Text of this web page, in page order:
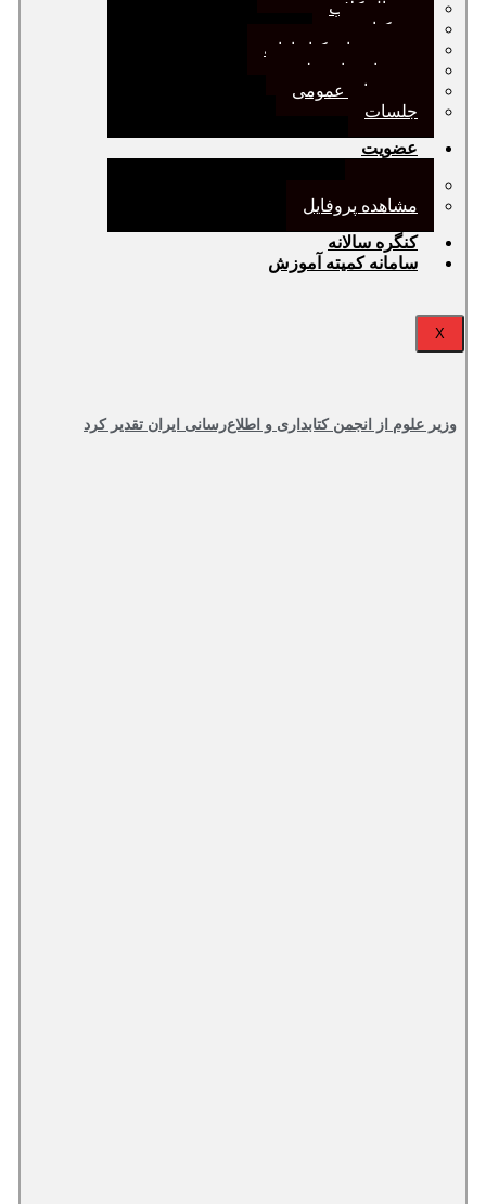
ژورنال کلاب
نقد کتاب
دورهمی‌های کتابدارانه
سخنرانی‌های علمی
مجمع‌های عمومی
جلسات
عضویت
مشاهده پروفایل
کنگره سالانه
سامانه کمیته آموزش
X
وزیر علوم از انجمن کتابداری و اطلاع‌رسانی ایران تقدیر کرد